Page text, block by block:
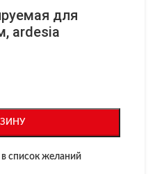
для
ardesia
список желаний